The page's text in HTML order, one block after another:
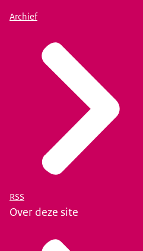
Archief
RSS
Over deze site